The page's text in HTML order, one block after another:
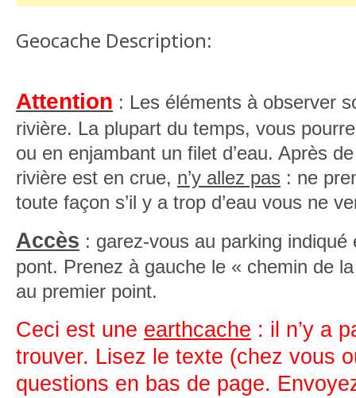
Geocache Description:
Attention : Les éléments à observer
rivière. La plupart du temps, vous
ou en enjambant un filet d’eau. Après
rivière est en crue, n’y allez pas : ne
toute façon s’il y a trop d’eau vous ne
Accès : garez-vous au parking
pont. Prenez à gauche le « chemin de
au premier point.
Ceci est une earthcache : il n’y a
trouver. Lisez le texte (chez vous
questions en bas de page.